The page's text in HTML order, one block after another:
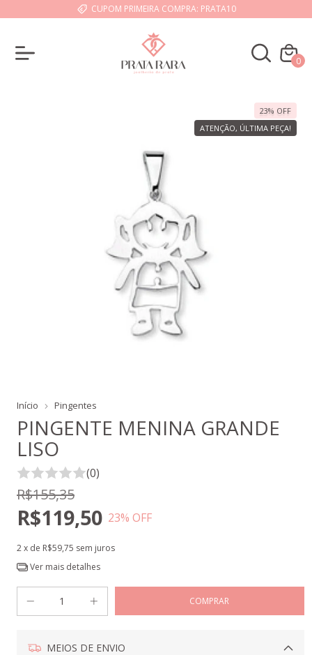
CUPOM PRIMEIRA COMPRA: PRATA10
0
23% OFF
ATENÇÃO, ÚLTIMA PEÇA!
Início Pingentes
PINGENTE MENINA GRANDE
LISO
(0)
R$155,35
R$119,50 23% OFF
2x de R$59,75 sem juros
Ver mais detalhes
MEIOS DE ENVIO